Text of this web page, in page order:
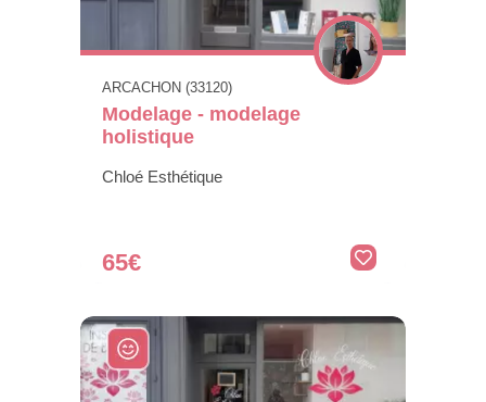
ARCACHON (33120)
Modelage - modelage
holistique
Chloé Esthétique
65€